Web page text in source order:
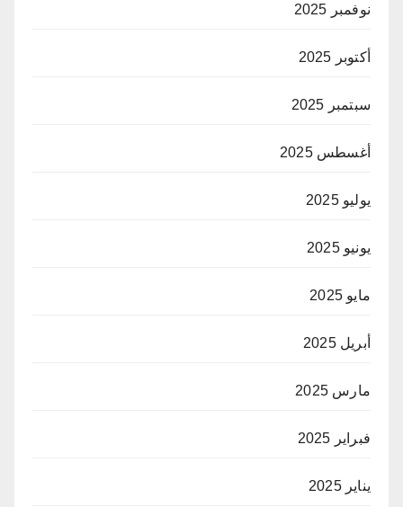
نوفمبر 2025
أكتوبر 2025
سبتمبر 2025
أغسطس 2025
يوليو 2025
يونيو 2025
مايو 2025
أبريل 2025
مارس 2025
فبراير 2025
يناير 2025